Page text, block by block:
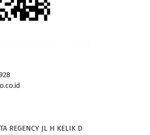
REGENCY JL H KELIK D